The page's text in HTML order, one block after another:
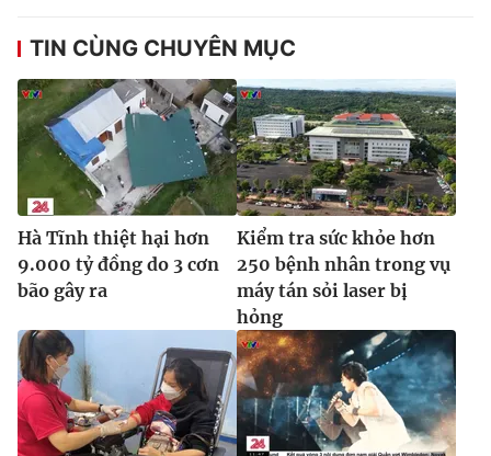
Email:toasoan@vtv.vn
® Cấm sao chép dưới mọi hình thức nếu không có sự chấp
thuận bằng văn bản. Ghi rõ nguồn VTV.vn khi phát hành lại
thông tin từ website này.
TIN CÙNG CHUYÊN MỤC
Hà Tĩnh thiệt hại hơn
9.000 tỷ đồng do 3 cơn
bão gây ra
Kiểm tra sức khỏe hơn
250 bệnh nhân trong vụ
máy tán sỏi laser bị
hỏng